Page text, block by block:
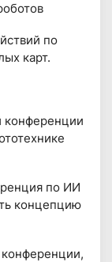
по
карт.
конференции
по ИИ
концепцию